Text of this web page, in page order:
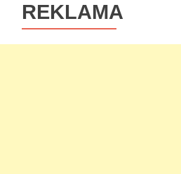
REKLAMA